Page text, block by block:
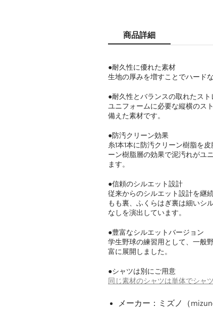
商品詳細
●耐久性に優れた素材
生地の厚みを増すことでハード
●耐久性とバランスの取れたス
ユニフォームに必要な縦横のス
備えた素材です。
●防汚クリーン効果
糸1本1本に防汚クリーン樹脂を
ーン樹脂層の効果で泥汚れがユ
ます。
●信頼のシルエット設計
従来からのシルエット設計を継
もも裏、ふくらはぎ裏は細いシ
なしを演出しています。
●豊富なシルエットバージョン
学生野球の練習用として、一般
富に展開しました。
●シャツは別にご用意
同じ素材のシャツは単体でシャ
メーカー：ミズノ（